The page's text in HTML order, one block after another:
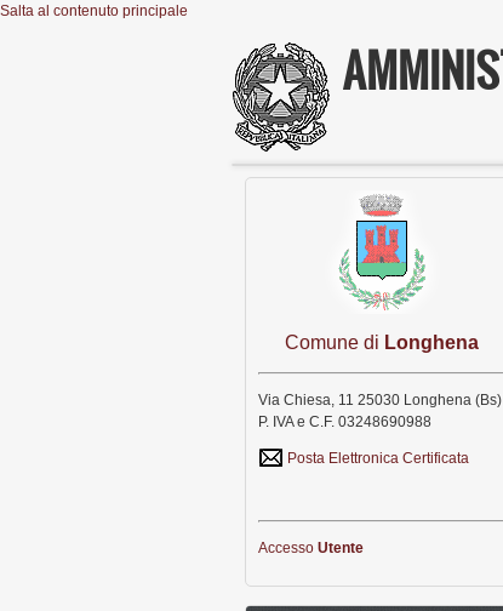
Salta al contenuto principale
Comune di Longhena
Via Chiesa, 11 25030 Longhena (Bs)
P. IVA e C.F. 03248690988
Posta Elettronica Certificata
Accesso Utente